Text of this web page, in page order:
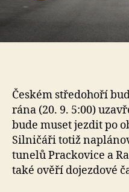
Českém středohoří
rána (20. 9. 5:00)
bude muset jezdit po
Silničáři totiž
tunelů Prackovice a
také ověří dojezdové